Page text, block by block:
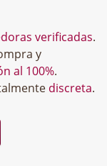
verificadas.
y
al 100%.
discreta.